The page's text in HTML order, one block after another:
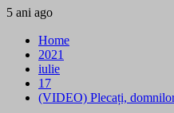
5 ani ago
Home
2021
iulie
17
(VIDEO) Plecați,